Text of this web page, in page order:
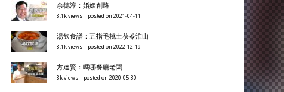
余德淳：婚姻創路
8.1k views posted on 2021-04-11
湯飲食譜：五指毛桃土茯苓淮山
8.1k views posted on 2022-12-19
方達賢：嗎哪餐廳老闆
8k views posted on 2020-05-30